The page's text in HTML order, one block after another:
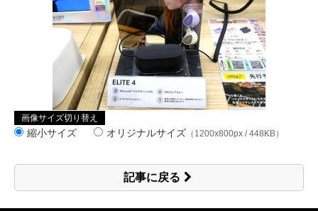
画像サイズ切り替え
縮小サイズ オリジナルサイズ （1200x800px / 448KB）
記事に戻る